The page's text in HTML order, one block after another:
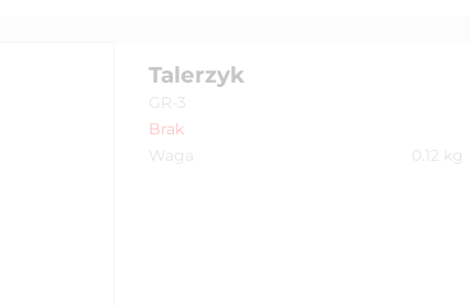
Talerzyk
GR-3
Brak
Waga
0.12 kg